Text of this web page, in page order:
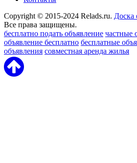
Copyright © 2015-2024 Relads.ru. Доска
Все права защищены.
бесплатно подать объявление частные
объявление бесплатно бесплатные
объявления совместная аренда жилья